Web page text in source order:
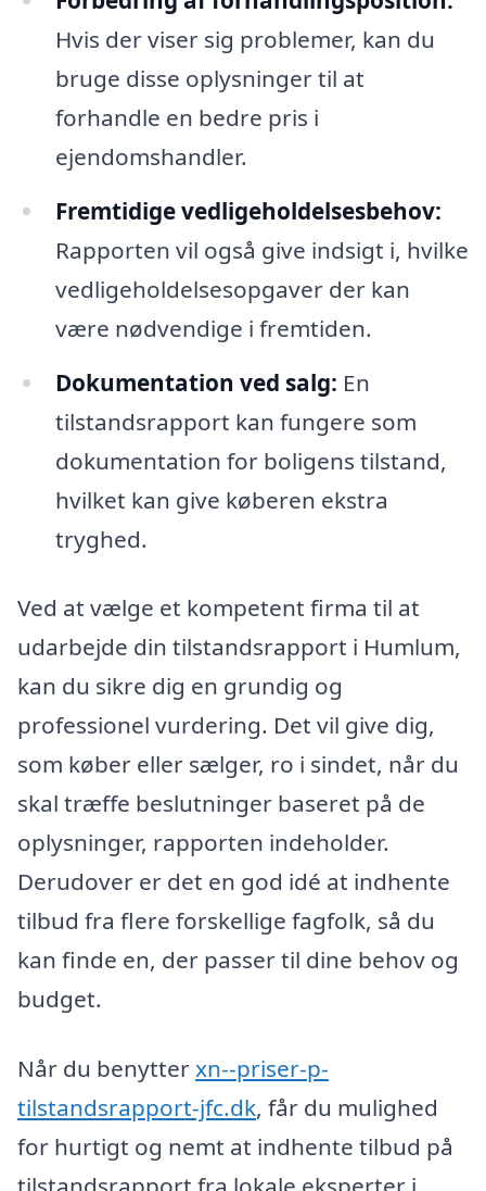
Hvis der viser sig problemer, kan du
bruge disse oplysninger til at
forhandle en bedre pris i
ejendomshandler.
Fremtidige vedligeholdelsesbehov:
Rapporten vil også give indsigt i, hvilke
vedligeholdelsesopgaver der kan
være nødvendige i fremtiden.
Dokumentation ved salg: En
tilstandsrapport kan fungere som
dokumentation for boligens tilstand,
hvilket kan give køberen ekstra
tryghed.
Ved at vælge et kompetent firma til at
udarbejde din tilstandsrapport i Humlum,
kan du sikre dig en grundig og
professionel vurdering. Det vil give dig,
som køber eller sælger, ro i sindet, når du
skal træffe beslutninger baseret på de
oplysninger, rapporten indeholder.
Derudover er det en god idé at indhente
tilbud fra flere forskellige fagfolk, så du
kan finde en, der passer til dine behov og
budget.
Når du benytterxn--priser-p-
tilstandsrapport-jfc.dk, får du mulighed
for hurtigt og nemt at indhente tilbud på